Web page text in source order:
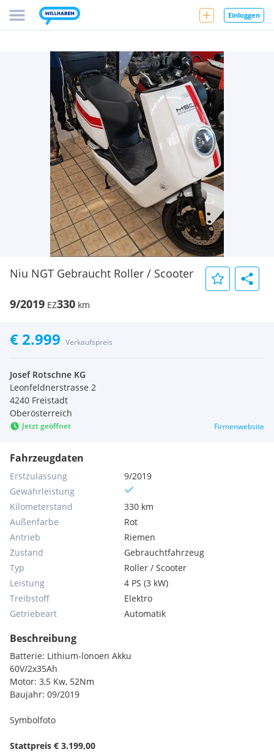
Einloggen
Niu NGT Gebraucht Roller / Scooter
9/2019 EZ330 km
€ 2.999 Verkaufspreis
Josef Rotschne KG
Leonfeldnerstrasse 2
4240 Freistadt
Oberösterreich
Jetzt geöffnet Firmenwebsite
Fahrzeugdaten
Erstzulassung
9/2019
Gewährleistung
Kilometerstand
330 km
Außenfarbe
Rot
Antrieb
Riemen
Zustand
Gebrauchtfahrzeug
Typ
Roller / Scooter
Leistung
4 PS (3 kW)
Treibstoff
Elektro
Getriebeart
Automatik
Beschreibung
Batterie: Lithium-lonoen Akku
60V/2x35Ah
Motor: 3,5 Kw, 52Nm
Baujahr: 09/2019
Symbolfoto
Stattpreis € 3.199,00